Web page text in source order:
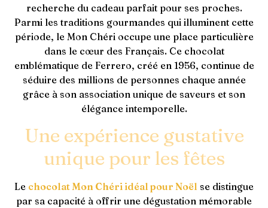
recherche du cadeau parfait pour ses proches.
Parmi les traditions gourmandes qui illuminent cette
période, le Mon Chéri occupe une place particulière
dans le cœur des Français. Ce chocolat
emblématique de Ferrero, créé en 1956, continue de
séduire des millions de personnes chaque année
grâce à son association unique de saveurs et son
élégance intemporelle.
Une expérience gustative
unique pour les fêtes
Le chocolat Mon Chéri idéal pour Noël se distingue
par sa capacité à offrir une dégustation mémorable